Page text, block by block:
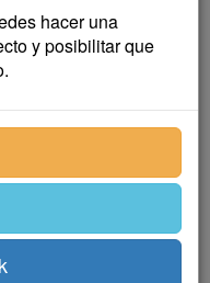
arriesgada
de vacío: traía un
un oficial. Venía
fruncido el rubio
por una mueca
sorprendiéndole en
sin lucha, sin darle
aun preguntaba
hacer una
y posibilitar que